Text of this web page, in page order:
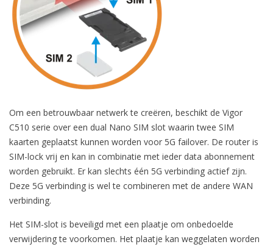
Om een betrouwbaar netwerk te creëren, beschikt de Vigor
C510 serie over een dual Nano SIM slot waarin twee SIM
kaarten geplaatst kunnen worden voor 5G failover. De router is
SIM-lock vrij en kan in combinatie met ieder data abonnement
worden gebruikt. Er kan slechts één 5G verbinding actief zijn.
Deze 5G verbinding is wel te combineren met de andere WAN
verbinding.
Het SIM-slot is beveiligd met een plaatje om onbedoelde
verwijdering te voorkomen. Het plaatje kan weggelaten worden